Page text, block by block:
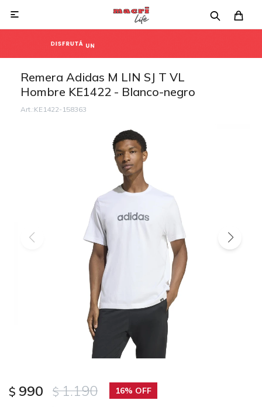

Remera Adidas M LIN SJ T VL
Hombre KE1422 - Blanco-negro
KE1422-158363
$ 990 $ 1.190 16